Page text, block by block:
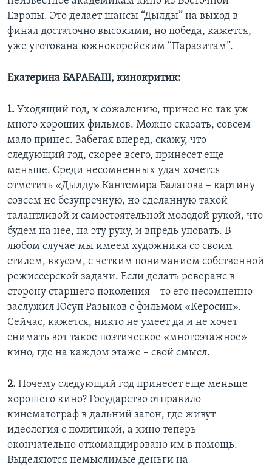
Европы. Это делает шансы “Дылды” на выход в
финал достаточно высокими, но победа, кажется,
уже уготована южнокорейским “Паразитам”.
Екатерина БАРАБАШ, кинокритик:
1. Уходящий год, к сожалению, принес не так уж
много хороших фильмов. Можно сказать, совсем
мало принес. Забегая вперед, скажу, что
следующий год, скорее всего, принесет еще
меньше. Среди несомненных удач хочется
отметить «Дылду» Кантемира Балагова – картину
совсем не безупречную, но сделанную такой
талантливой и самостоятельной молодой рукой, что
будем на нее, на эту руку, и впредь уповать. В
любом случае мы имеем художника со своим
стилем, вкусом, с четким пониманием собственной
режиссерской задачи. Если делать реверанс в
сторону старшего поколения – то его несомненно
заслужил Юсуп Разыков с фильмом «Керосин».
Сейчас, кажется, никто не умеет да и не хочет
снимать вот такое поэтическое «многоэтажное»
кино, где на каждом этаже – свой смысл.
2. Почему следующий год принесет еще меньше
хорошего кино? Государство отправило
кинематограф в дальний загон, где живут
идеология с политикой, а кино теперь
окончательно откомандировано им в помощь.
Выделяются немыслимые деньги на